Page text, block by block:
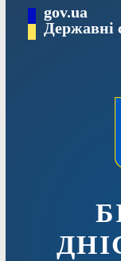
вмісту
gov.ua
Державні